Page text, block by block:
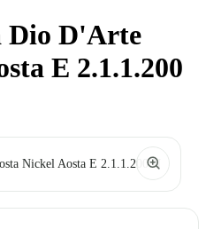
Dio D'Arte
E 2.1.1.200